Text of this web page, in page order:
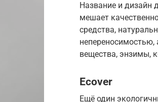
Название и дизайн
мешает
средства,
непереносимостью,
вещества, энзимы,
Ecover
Ещё один